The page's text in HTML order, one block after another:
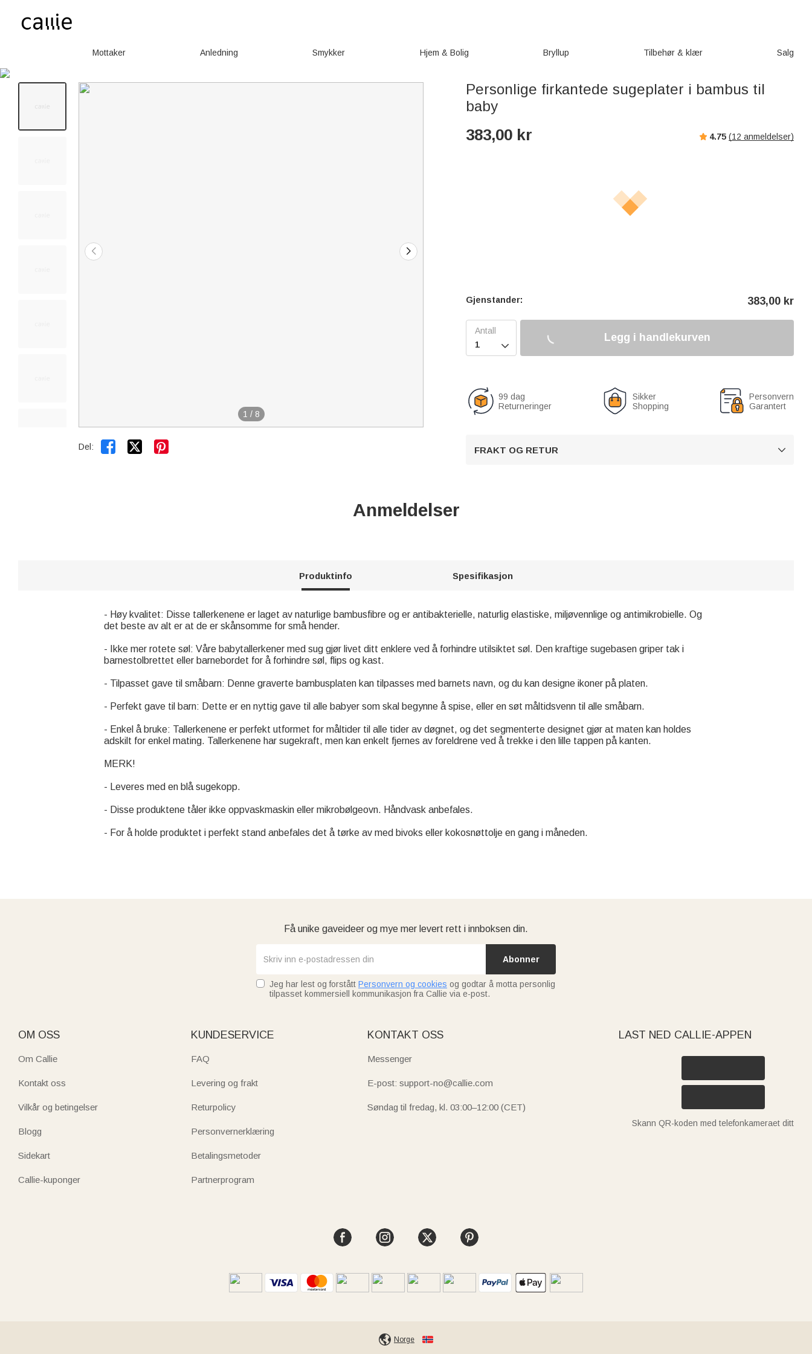
Mottaker Anledning Smykker Hjem & Bolig Bryllup Tilbehør & klær Salg
1 / 8
Del:  
Personlige firkantede sugeplater i bambus til
baby
383,00 kr 4.75 (12 anmeldelser)
Gjenstander: 383,00 kr

Legg i handlekurven
99 dag
Returneringer
Sikker
Shopping
Personvern
Garantert
FRAKT OG RETUR 
Anmeldelser
Produktinfo Spesifikasjon
- Høy kvalitet: Disse tallerkenene er laget av naturlige bambusfibre og er antibakterielle, naturlig elastiske, miljøvennlige og antimikrobielle. Og
det beste av alt er at de er skånsomme for små hender.
- Ikke mer rotete søl: Våre babytallerkener med sug gjør livet ditt enklere ved å forhindre utilsiktet søl. Den kraftige sugebasen griper tak i
barnestolbrettet eller barnebordet for å forhindre søl, flips og kast.
- Tilpasset gave til småbarn: Denne graverte bambusplaten kan tilpasses med barnets navn, og du kan designe ikoner på platen.
- Perfekt gave til barn: Dette er en nyttig gave til alle babyer som skal begynne å spise, eller en søt måltidsvenn til alle småbarn.
- Enkel å bruke: Tallerkenene er perfekt utformet for måltider til alle tider av døgnet, og det segmenterte designet gjør at maten kan holdes
adskilt for enkel mating. Tallerkenene har sugekraft, men kan enkelt fjernes av foreldrene ved å trekke i den lille tappen på kanten.
MERK!
- Leveres med en blå sugekopp.
- Disse produktene tåler ikke oppvaskmaskin eller mikrobølgeovn. Håndvask anbefales.
- For å holde produktet i perfekt stand anbefales det å tørke av med bivoks eller kokosnøttolje en gang i måneden.
Få unike gaveideer og mye mer levert rett i innboksen din.
Abonner
Jeg har lest og forstått Personvern og cookies og godtar å motta personlig
tilpasset kommersiell kommunikasjon fra Callie via e-post.
OM OSS
Om Callie
Kontakt oss
Vilkår og betingelser
Blogg
Sidekart
Callie-kuponger
KUNDESERVICE
FAQ
Levering og frakt
Returpolicy
Personvernerklæring
Betalingsmetoder
Partnerprogram
KONTAKT OSS
Messenger
E-post: support-no@callie.com
Søndag til fredag, kl. 03:00–12:00 (CET)
LAST NED CALLIE-APPEN
Skann QR-koden med telefonkameraet ditt
Norge